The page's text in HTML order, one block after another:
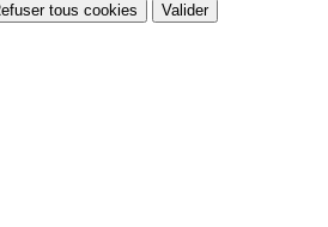
tous cookies Valider